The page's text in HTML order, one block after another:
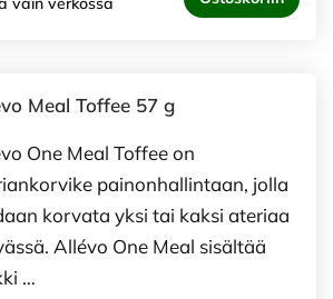
Meal Toffee 57 g
One Meal Toffee on
painonhallintaan, jolla
korvata yksi tai kaksi ateriaa
Allévo One Meal sisältää
…